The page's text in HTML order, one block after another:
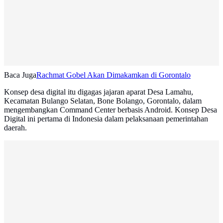
Baca JugaRachmat Gobel Akan Dimakamkan di Gorontalo
Konsep desa digital itu digagas jajaran aparat Desa Lamahu,
Kecamatan Bulango Selatan, Bone Bolango, Gorontalo, dalam
mengembangkan Command Center berbasis Android. Konsep Desa
Digital ini pertama di Indonesia dalam pelaksanaan pemerintahan
daerah.